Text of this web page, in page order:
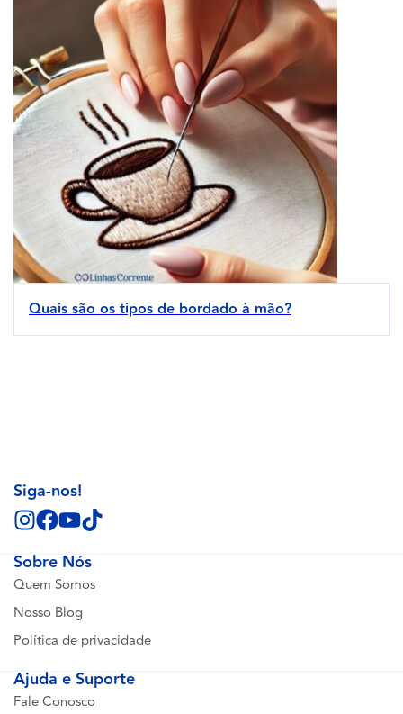
Quais são os tipos de bordado à mão?
Sobre Nós
Quem Somos
Nosso Blog
Política de privacidade
Ajuda e Suporte
Fale Conosco
Siga-nos!